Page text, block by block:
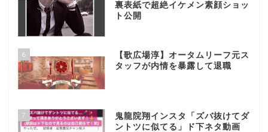
裏表紙で超絶イケメン素顔ショッ
ト公開
6
【歌広場淳】オータムリーフ元ス
タッフが内情を暴露して退職
7
鬼龍院翔インスタ「ズバ抜けてダ
ントツに似てる」ド下ネタ動画